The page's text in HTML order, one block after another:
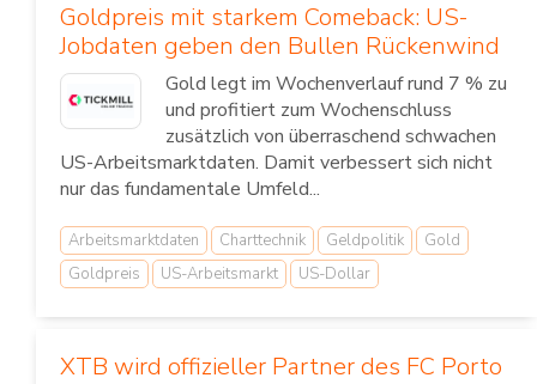
Goldpreis mit starkem Comeback: US-
Jobdaten geben den Bullen Rückenwind
Gold legt im Wochenverlauf rund 7 % zu
und profitiert zum Wochenschluss
zusätzlich von überraschend schwachen
US-Arbeitsmarktdaten. Damit verbessert sich nicht
nur das fundamentale Umfeld...
Arbeitsmarktdaten Charttechnik Geldpolitik
Gold
Goldpreis
US-Arbeitsmarkt US-Dollar
XTB wird offizieller Partner des FC Porto